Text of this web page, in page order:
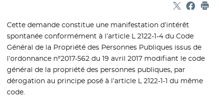
Partager
- Nouvelle
-
Cette demande constitue une manifestation d’intérêt
spontanée conformément à l’article L 2122-1-4 du Code
Général de la Propriété des Personnes Publiques issus de
l’ordonnance n°2017-562 du 19 avril 2017 modifiant le code
général de la propriété des personnes publiques, par
dérogation au principe posé à l’article L 2122-1-1 du même
code.